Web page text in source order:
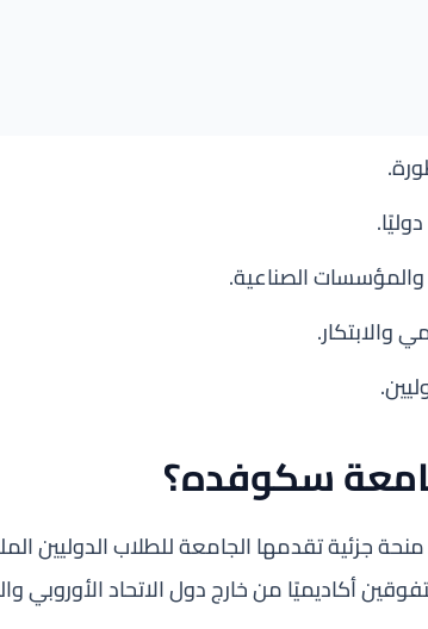
الصناعية.
والابتكار.
سكوفده؟
تقدمها الجامعة للطلاب الدوليين
أكاديميًا من خارج دول الاتحاد الأوروبي